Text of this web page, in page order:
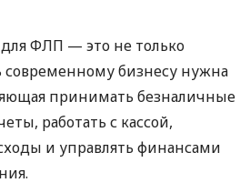
ФЛП — это не только
современному бизнесу нужна
принимать безналичные
работать с кассой,
и управлять финансами